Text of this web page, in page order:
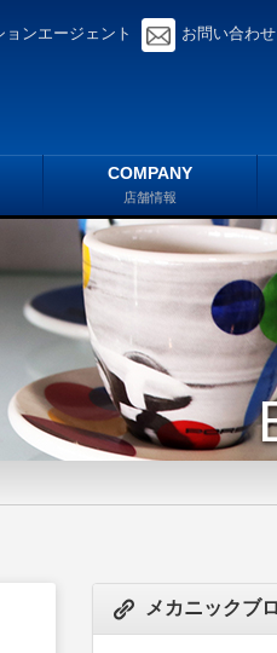
ョンエージェント お問い合わせ
COMPANY
店舗情報
メカニックブ